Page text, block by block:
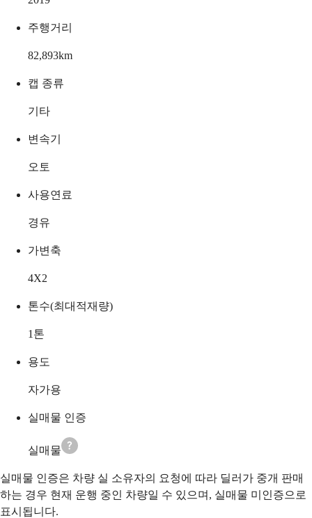
주행거리
82,893km
캡 종류
기타
변속기
오토
사용연료
경유
가변축
4X2
톤수(최대적재량)
1 톤
용도
자가용
실매물 인증
실매물
실매물 인증은 차량 실 소유자의 요청에 따라 딜러가 중개 판매
하는 경우 현재 운행 중인 차량일 수 있으며, 실매물 미인증으로
표시됩니다.